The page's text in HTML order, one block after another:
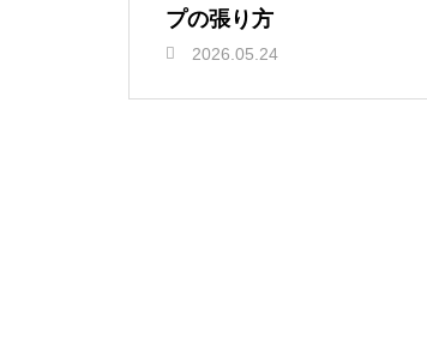
プの張り方
2026.05.24